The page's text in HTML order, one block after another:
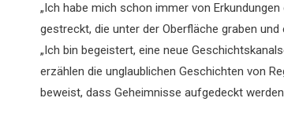
„Ich habe mich schon immer von
gestreckt, die unter der Oberfläche graben
„Ich bin begeistert, eine neue
erzählen die unglaublichen Geschichten von
beweist, dass Geheimnisse aufgedeckt